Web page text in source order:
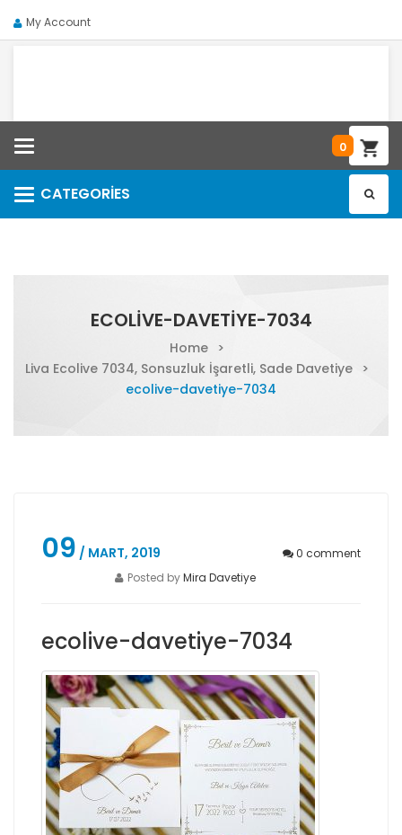
My Account
0
CATEGORIES
Categories
ECOLIVE-DAVETIYE-7034
Home
>
Liva Ecolive 7034, Sonsuzluk İşaretli, Sade Davetiye
>
ecolive-davetiye-7034
09 / MART, 2019 0 comment
Posted byMira Davetiye
ecolive-davetiye-7034